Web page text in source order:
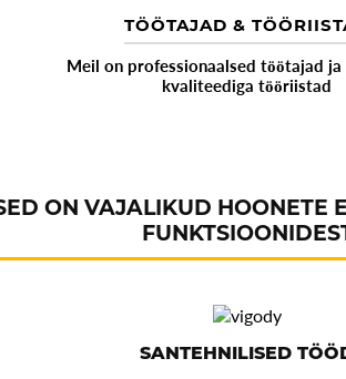
TÖÖTAJAD &
Meil on professionaalsed töötajad ja
kvaliteediga tööriistad
ON VAJALIKUD HOONETE
SANTEHNILISED